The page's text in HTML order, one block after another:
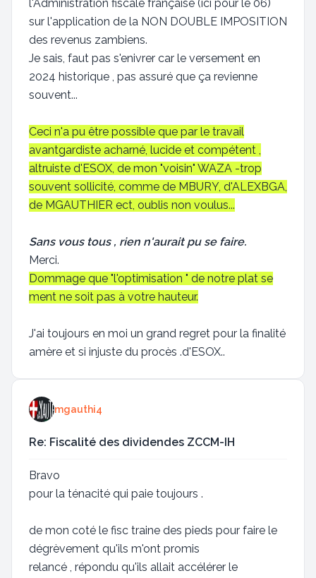
l'Administration fiscale française (ici pour le 06)
sur l'application de la NON DOUBLE IMPOSITION
des revenus zambiens.
Je sais, faut pas s'enivrer car le versement en
2024 historique , pas assuré que ça revienne
souvent...
Ceci n'a pu être possible que par le travail
avantgardiste acharné, lucide et compétent ,
altruiste d'ESOX, de mon "voisin" WAZA -trop
souvent sollicité, comme de MBURY, d'ALEXBGA,
de MGAUTHIER ect, oublis non voulus...
Sans vous tous , rien n'aurait pu se faire.
Merci.
Dommage que "l'optimisation " de notre plat se
ment ne soit pas à votre hauteur.
J'ai toujours en moi un grand regret pour la finalité
amère et si injuste du procès .d'ESOX..
mgauthi4
Re: Fiscalité des dividendes ZCCM-IH
Bravo
pour la ténacité qui paie toujours .
de mon coté le fisc traine des pieds pour faire le
dégrèvement qu'ils m'ont promis
relancé , répondu qu'ils allait accélérer le